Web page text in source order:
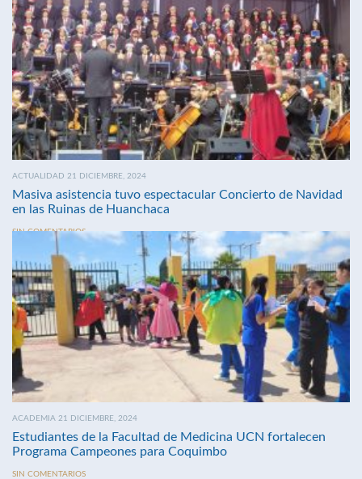
ACTUALIDAD 21 DICIEMBRE, 2024
Masiva asistencia tuvo espectacular Concierto de Navidad
en las Ruinas de Huanchaca
SIN COMENTARIOS
ACADEMIA 21 DICIEMBRE, 2024
Estudiantes de la Facultad de Medicina UCN fortalecen
Programa Campeones para Coquimbo
SIN COMENTARIOS